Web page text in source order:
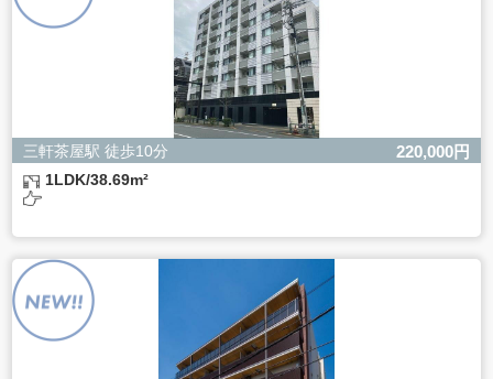
三軒茶屋駅 徒歩10分 220,000円
1LDK/38.69m²